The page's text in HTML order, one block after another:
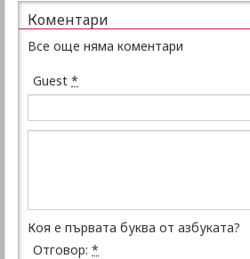
Коментари
Все още няма коментари
Guest *
Коя е първата буква от азбуката?
Отговор: *